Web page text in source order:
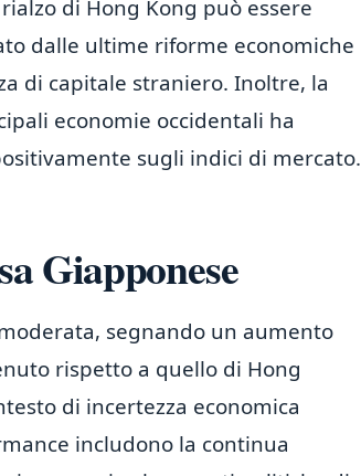
di Hong Kong può essere
dalle ultime riforme economiche
di capitale straniero. Inoltre, la
economie occidentali ha
sugli indici di mercato.
Giapponese
segnando un aumento
rispetto a quello di Hong
di incertezza economica
includono la continua